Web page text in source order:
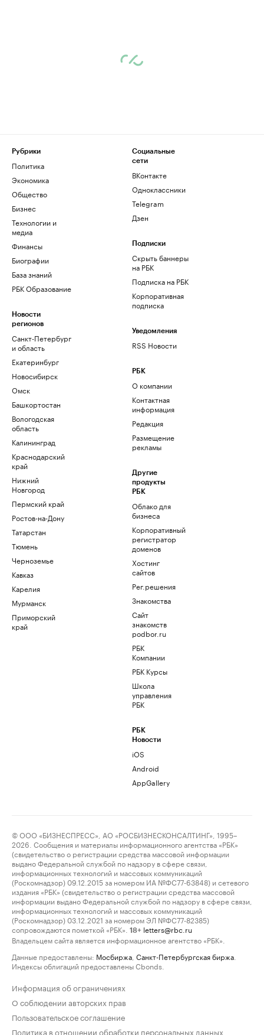
Рубрики
Политика
Экономика
Общество
Бизнес
Технологии и
медиа
Финансы
Биографии
База знаний
РБК Образование
Новости
регионов
Санкт-Петербург
и область
Екатеринбург
Новосибирск
Омск
Башкортостан
Вологодская
область
Калининград
Краснодарский
край
Нижний
Новгород
Пермский край
Ростов-на-Дону
Татарстан
Тюмень
Черноземье
Кавказ
Карелия
Мурманск
Приморский
край
Социальные
сети
ВКонтакте
Одноклассники
Telegram
Дзен
Подписки
Скрыть баннеры
на РБК
Подписка на РБК
Корпоративная
подписка
Уведомления
RSS Новости
РБК
О компании
Контактная
информация
Редакция
Размещение
рекламы
Другие
продукты
РБК
Облако для
бизнеса
Корпоративный
регистратор
доменов
Хостинг
сайтов
Рег.решения
Знакомства
Сайт
знакомств
podbor.ru
РБК
Компании
РБК Курсы
Школа
управления
РБК
РБК
Новости
iOS
Android
AppGallery
© ООО «БИЗНЕСПРЕСС», АО «РОСБИЗНЕСКОНСАЛТИНГ», 1995–
2026. Сообщения и материалы информационного агентства «РБК»
(свидетельство о регистрации средства массовой информации
выдано Федеральной службой по надзору в сфере связи,
информационных технологий и массовых коммуникаций
(Роскомнадзор) 09.12.2015 за номером ИА №ФС77-63848) и сетевого
издания «РБК» (свидетельство о регистрации средства массовой
информации выдано Федеральной службой по надзору в сфере связи,
информационных технологий и массовых коммуникаций
(Роскомнадзор) 03.12.2021 за номером ЭЛ №ФС77-82385)
сопровождаются пометкой «РБК».
18+ letters@rbc.ru
Владельцем сайта является информационное агентство «РБК».
Данные предоставлены: Мосбиржа Санкт-Петербургская биржа
Индексы облигаций предоставлены Cbonds.
Информация об ограничениях
О соблюдении авторских прав
Пользовательское соглашение
Политика в отношении обработки персональных данных